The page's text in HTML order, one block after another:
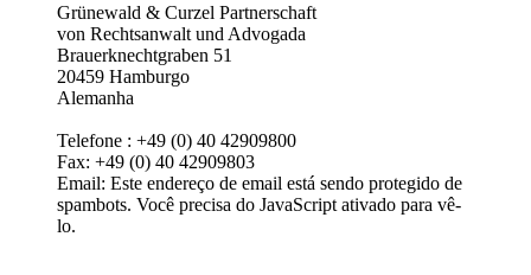
Grünewald & Curzel Partnerschaft
von Rechtsanwalt und Advogada
Brauerknechtgraben 51
20459 Hamburgo
Alemanha
Telefone : +49 (0) 40 42909800
Fax: +49 (0) 40 42909803
Email: Este endereço de email está sendo protegido de
spambots. Você precisa do JavaScript ativado para vê-
lo.